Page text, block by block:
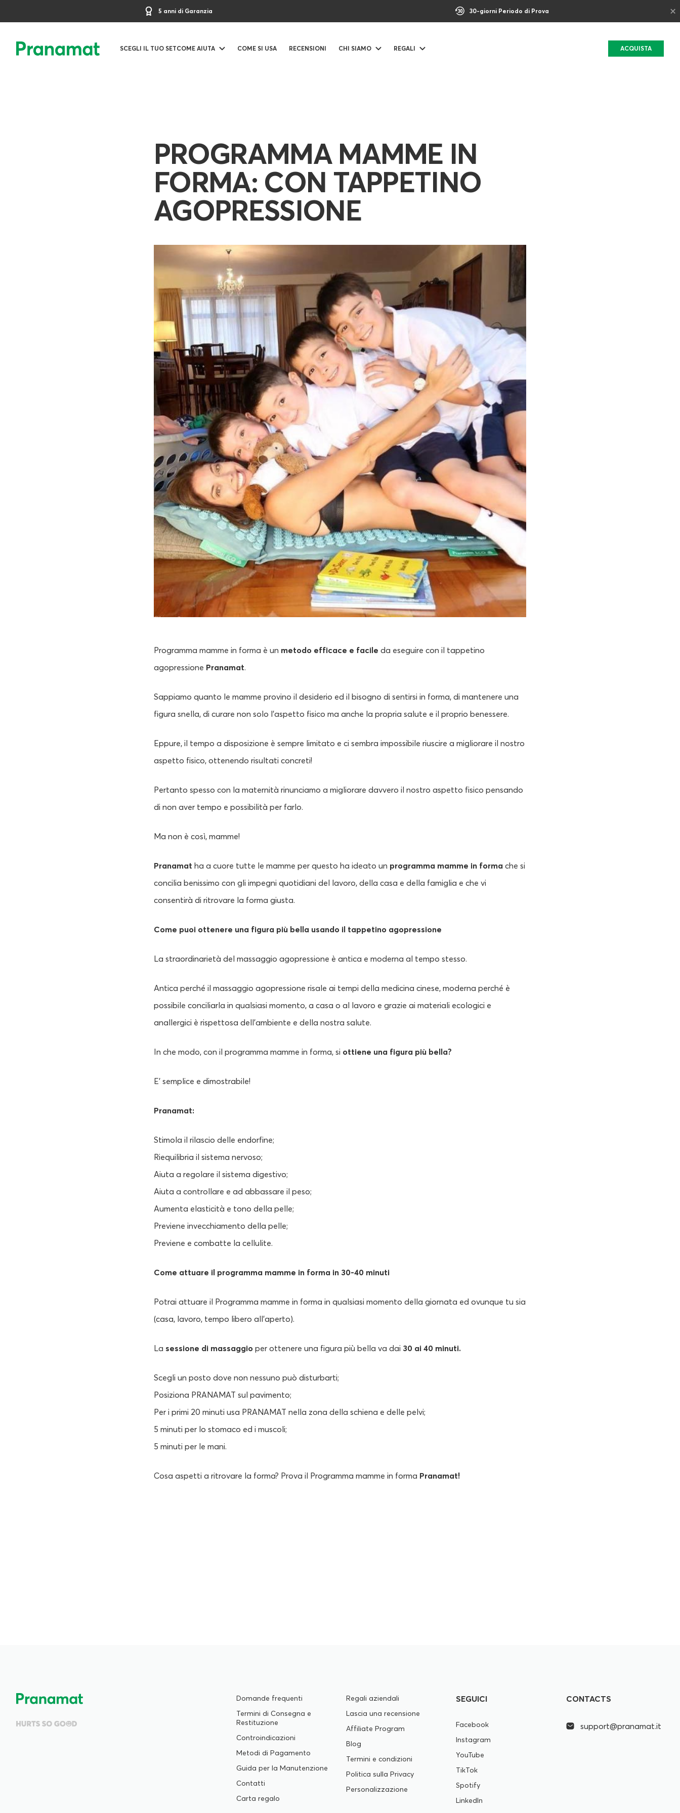
5 anni di Garanzia 30-giorni Periodo di Prova ×
SCEGLI IL TUO SETCOME AIUTA COME SI USA RECENSIONI CHI SIAMO REGALI ACQUISTA
PROGRAMMA MAMME IN
FORMA: CON TAPPETINO
AGOPRESSIONE
Programma mamme in forma è un metodo efficace e facile da eseguire con il tappetino
agopressione Pranamat.
Sappiamo quanto le mamme provino il desiderio ed il bisogno di sentirsi in forma, di mantenere una
figura snella, di curare non solo l’aspetto fisico ma anche la propria salute e il proprio benessere.
Eppure, il tempo a disposizione è sempre limitato e ci sembra impossibile riuscire a migliorare il nostro
aspetto fisico, ottenendo risultati concreti!
Pertanto spesso con la maternità rinunciamo a migliorare davvero il nostro aspetto fisico pensando
di non aver tempo e possibilità per farlo.
Ma non è così, mamme!
Pranamat ha a cuore tutte le mamme per questo ha ideato un programma mamme in forma che si
concilia benissimo con gli impegni quotidiani del lavoro, della casa e della famiglia e che vi
consentirà di ritrovare la forma giusta.
Come puoi ottenere una figura più bella usando il tappetino agopressione
La straordinarietà del massaggio agopressione è antica e moderna al tempo stesso.
Antica perché il massaggio agopressione risale ai tempi della medicina cinese, moderna perché è
possibile conciliarla in qualsiasi momento, a casa o al lavoro e grazie ai materiali ecologici e
anallergici è rispettosa dell’ambiente e della nostra salute.
In che modo, con il programma mamme in forma, si ottiene una figura più bella?
E’ semplice e dimostrabile!
Pranamat:
Stimola il rilascio delle endorfine;
Riequilibria il sistema nervoso;
Aiuta a regolare il sistema digestivo;
Aiuta a controllare e ad abbassare il peso;
Aumenta elasticità e tono della pelle;
Previene invecchiamento della pelle;
Previene e combatte la cellulite.
Come attuare il programma mamme in forma in 30-40 minuti
Potrai attuare il Programma mamme in forma in qualsiasi momento della giornata ed ovunque tu sia
(casa, lavoro, tempo libero all’aperto).
La sessione di massaggio per ottenere una figura più bella va dai 30 ai 40 minuti.
Scegli un posto dove non nessuno può disturbarti;
Posiziona PRANAMAT sul pavimento;
Per i primi 20 minuti usa PRANAMAT nella zona della schiena e delle pelvi;
5 minuti per lo stomaco ed i muscoli;
5 minuti per le mani.
Cosa aspetti a ritrovare la forma? Prova il Programma mamme in forma Pranamat!
Domande frequenti
Termini di Consegna e
Restituzione
Controindicazioni
Metodi di Pagamento
Guida per la Manutenzione
Contatti
Carta regalo
Regali aziendali
Lascia una recensione
Affiliate Program
Blog
Termini e condizioni
Politica sulla Privacy
Personalizzazione
SEGUICI
Facebook
Instagram
YouTube
TikTok
Spotify
LinkedIn
CONTACTS
support@pranamat.it